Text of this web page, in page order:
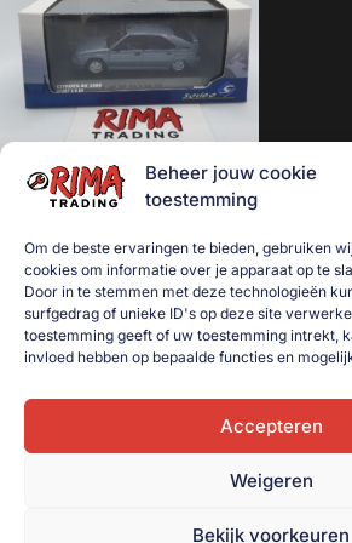
Beheer jouw cookie
toestemming
Om de beste ervaringen te bieden, gebruiken
cookies om informatie over je apparaat op te
Door in te stemmen met deze technologieën
surfgedrag of unieke ID's op deze site
toestemming geeft of uw toestemming intrekt,
invloed hebben op bepaalde functies en
Accepteren
Weigeren
Bekijk voorkeuren
Aanhanger onderdelen
Afzetmateriaal
Automotive
Bakken
Bakken gebruikt
Dieren
Elektra
Gereedschap
Indoor Plants
Citroën BX Sport 1.9 8v 1985
25,00
Toevoegen aan
winkelwagen